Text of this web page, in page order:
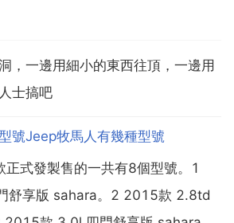
，一邊用細小的東西往頂，一邊用
士搞吧
號Jeep牧馬人有幾種型號
式發製售的一共有8個型號。1
舒享版 sahara。2 2015款 2.8td